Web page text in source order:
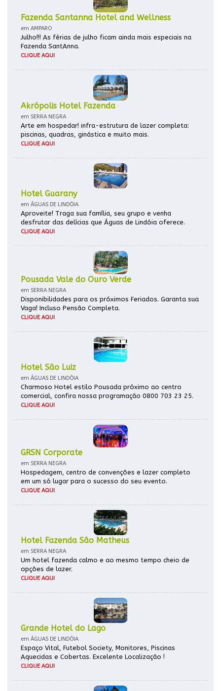
Fazenda Santanna Hotel and Wellness
em AMPARO
Julho!!! As férias de julho ficam ainda mais especiais na
Fazenda SantAnna.
CLIQUE AQUI
Akrópolis Hotel Fazenda
em SERRA NEGRA
Arte em hospedar! infra-estrutura de lazer completa:
piscinas, quadras, ginástica e muito mais.
CLIQUE AQUI
Hotel Guarany
em ÁGUAS DE LINDÓIA
Aproveite! Traga sua família, seu grupo e venha
desfrutar das delícias que Águas de Lindóia oferece.
CLIQUE AQUI
Pousada Vale do Ouro Verde
em SERRA NEGRA
Disponibilidades para os próximos Feriados. Garanta sua
Vaga! Incluso Pensão Completa.
CLIQUE AQUI
Hotel São Luiz
em ÁGUAS DE LINDÓIA
Charmoso Hotel estilo Pousada próximo ao centro
comercial, confira nossa programação 0800 703 23 25.
CLIQUE AQUI
GRSN Corporate
em SERRA NEGRA
Hospedagem, centro de convenções e lazer completo
em um só lugar para o sucesso do seu evento.
CLIQUE AQUI
Hotel Fazenda São Matheus
em SERRA NEGRA
Um hotel fazenda calmo e ao mesmo tempo cheio de
opções de lazer.
CLIQUE AQUI
Grande Hotel do Lago
em ÁGUAS DE LINDÓIA
Espaço Vital, Futebol Society, Monitores, Piscinas
Aquecidas e Cobertas. Excelente Localização !
CLIQUE AQUI